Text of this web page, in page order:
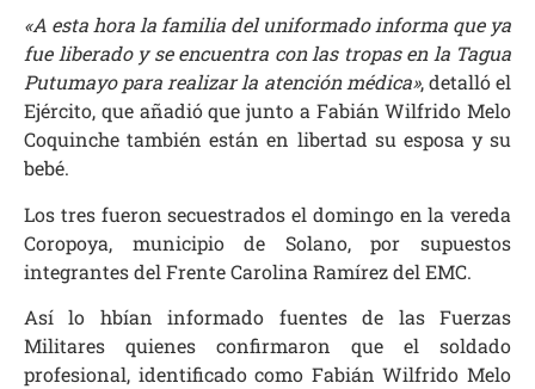
«A esta hora la familia del uniformado informa que ya
fue liberado y se encuentra con las tropas en la Tagua
Putumayo para realizar la atención médica», detalló el
Ejército, que añadió que junto a Fabián Wilfrido Melo
Coquinche también están en libertad su esposa y su
bebé.
Los tres fueron secuestrados el domingo en la vereda
Coropoya, municipio de Solano, por supuestos
integrantes del Frente Carolina Ramírez del EMC.
Así lo hbían informado fuentes de las Fuerzas
Militares quienes confirmaron que el soldado
profesional, identificado como Fabián Wilfrido Melo